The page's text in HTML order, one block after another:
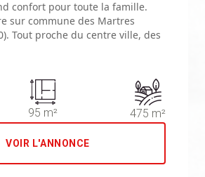
confort pour toute la famille.
sur commune des Martres
Tout proche du centre ville, des
95 m² 475 m²
VOIR L'ANNONCE